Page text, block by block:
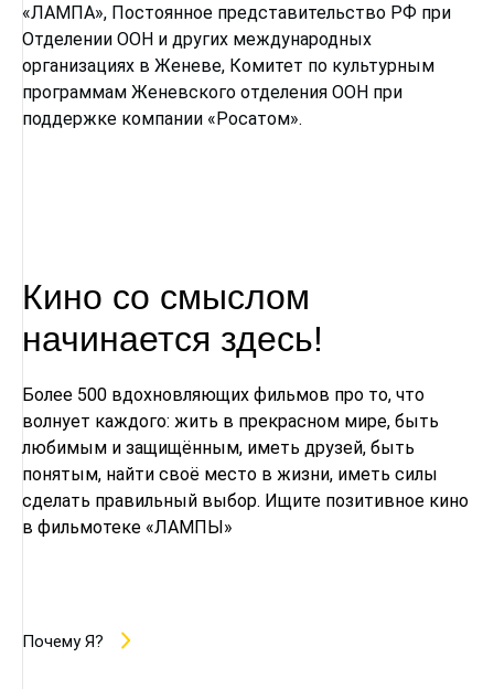
«ЛАМПА», Постоянное представительство РФ при
Отделении ООН и других международных
организациях в Женеве, Комитет по культурным
программам Женевского отделения ООН при
поддержке компании «Росатом».
Кино со смыслом
начинается здесь!
Более 500 вдохновляющих фильмов про то, что
волнует каждого: жить в прекрасном мире, быть
любимым и защищённым, иметь друзей, быть
понятым, найти своё место в жизни, иметь силы
сделать правильный выбор. Ищите позитивное кино
в фильмотеке «ЛАМПЫ»
Почему Я?